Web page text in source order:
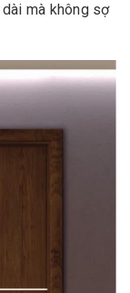
mà không sợ